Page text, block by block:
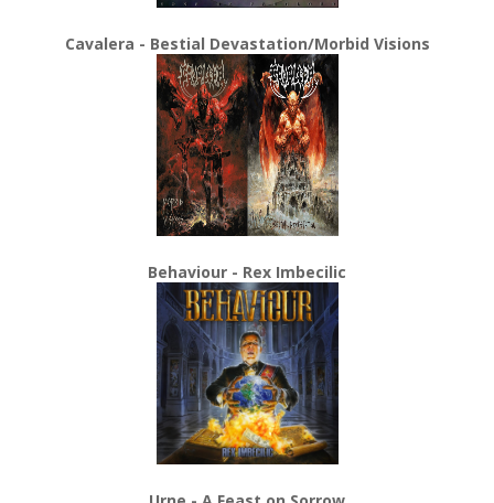
Cavalera - Bestial Devastation/Morbid Visions
Behaviour - Rex Imbecilic